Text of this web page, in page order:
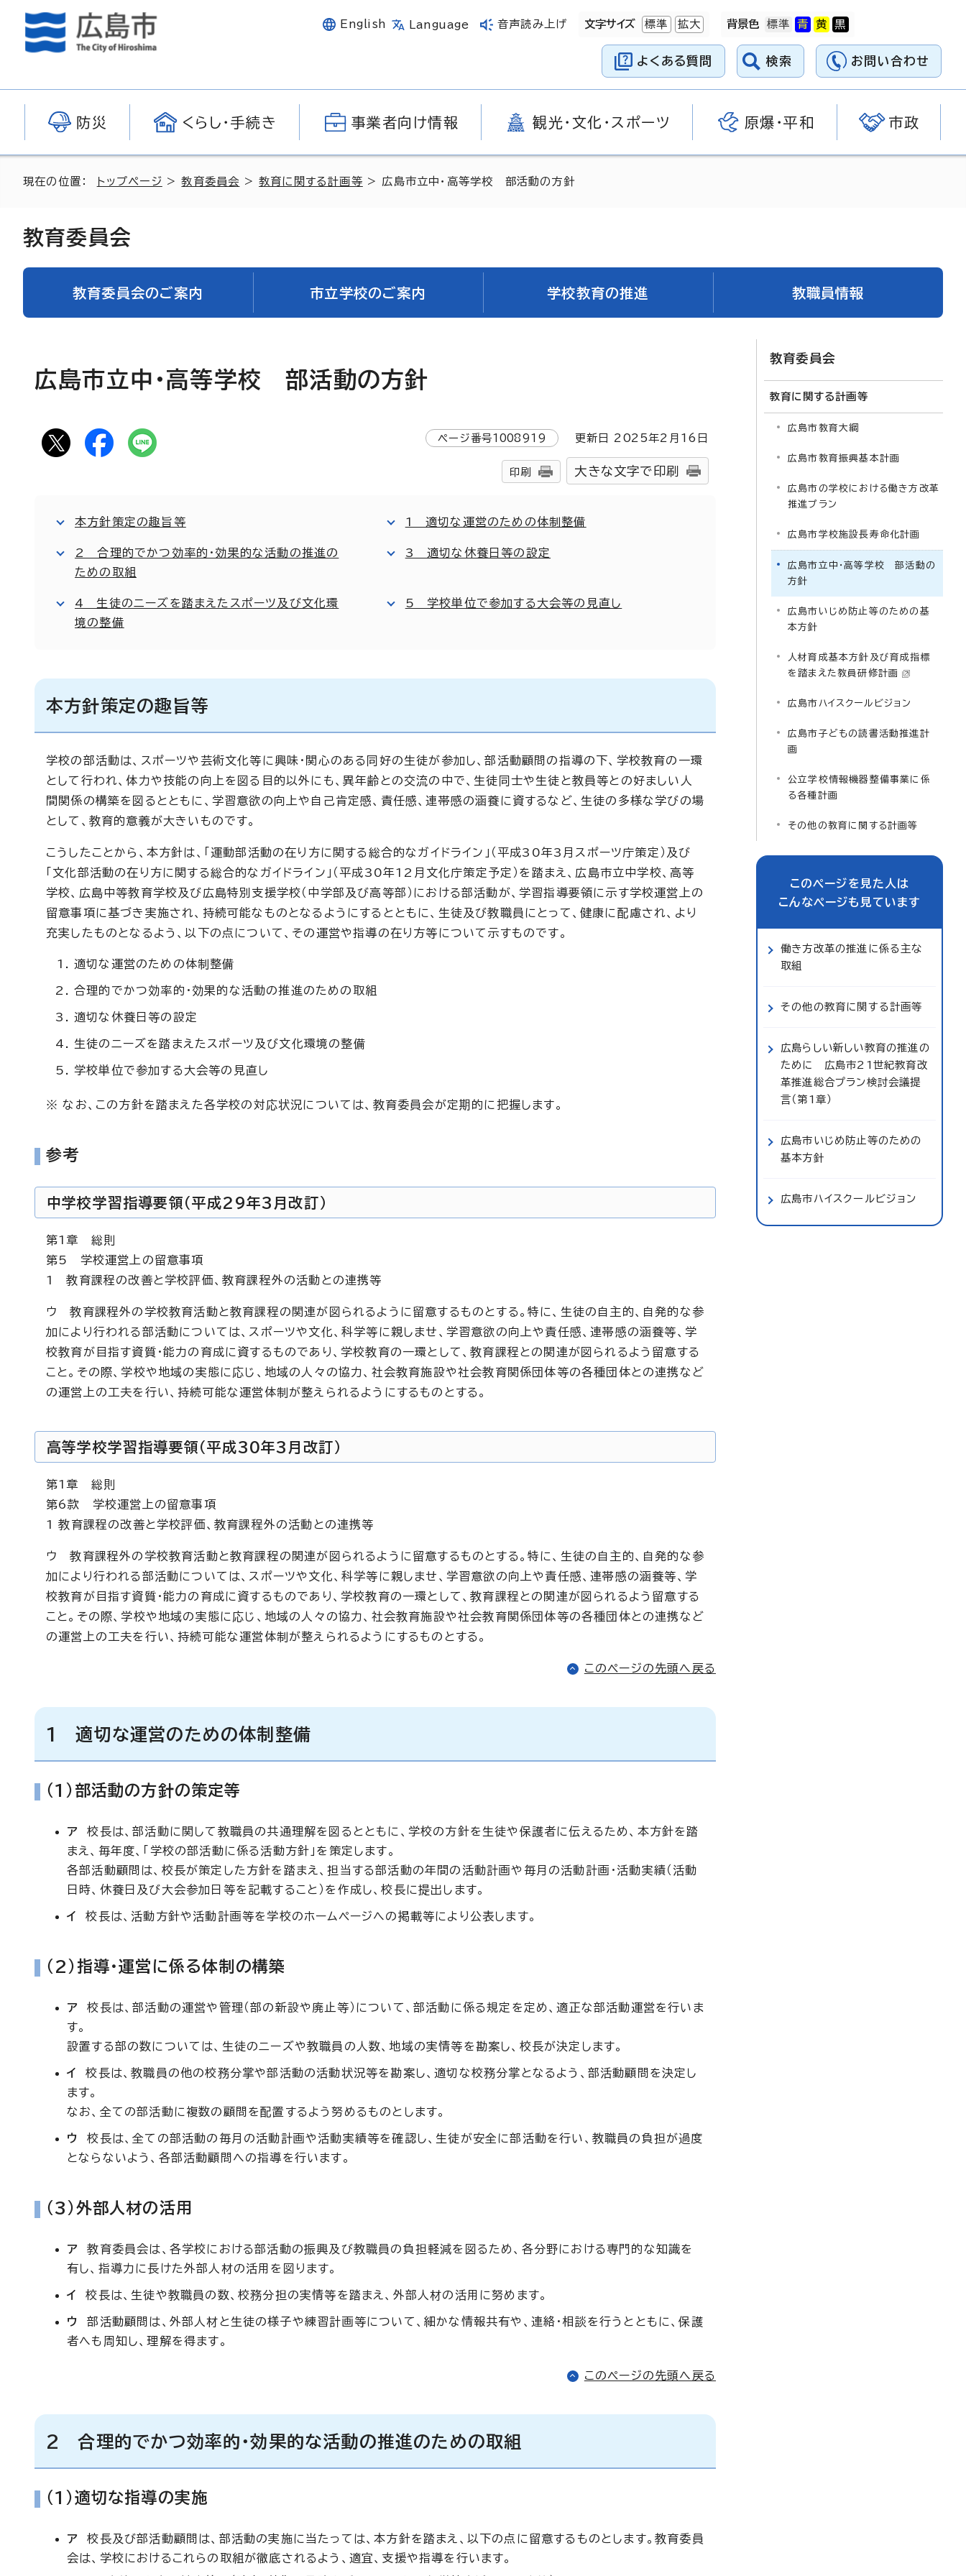
English Language 音声読み上げ 文字サイズ 標準 拡大 背景色
よくある質問 検索 お問い合わせ
防災 くらし・手続き 事業者向け情報 観光・文化・スポーツ 原爆・平和 市政
現在の位置： トップページ >教育委員会 >教育に関する計画等 > 広島市立中・高等学校 部活動の方針
教育委員会
教育委員会のご案内 市立学校のご案内 学校教育の推進 教職員情報
広島市立中・高等学校 部活動の方針
ページ番号1008919 更新日 2025年2月 16 日
印刷 大きな文字で印刷
本方針策定の趣旨等 1 適切な運営のための体制整備
2 合理的でかつ効率的・効果的な活動の推進の
ための取組
3 適切な休養日等の設定
4 生徒のニーズを踏まえたスポーツ及び文化環
境の整備
5 学校単位で参加する大会等の見直し
本方針策定の趣旨等
学校の部活動は、スポーツや芸術文化等に興味・関心のある同好の生徒が参加し、部活動顧問の指導の下、学校教育の一環
として行われ、体力や技能の向上を図る目的以外にも、異年齢との交流の中で、生徒同士や生徒と教員等との好ましい人
間関係の構築を図るとともに、学習意欲の向上や自己肯定感、責任感、連帯感の涵養に資するなど、生徒の多様な学びの場
として、教育的意義が大きいものです。
こうしたことから、本方針は、「運動部活動の在り方に関する総合的なガイドライン」（平成30年3月スポーツ庁策定）及び
「文化部活動の在り方に関する総合的なガイドライン」（平成30年12月文化庁策定予定）を踏まえ、広島市立中学校、高等
学校、広島中等教育学校及び広島特別支援学校（中学部及び高等部）における部活動が、学習指導要領に示す学校運営上の
留意事項に基づき実施され、持続可能なものとなるようにするとともに、生徒及び教職員にとって、健康に配慮され、より
充実したものとなるよう、以下の点について、その運営や指導の在り方等について示すものです。
適切な運営のための体制整備
合理的でかつ効率的・効果的な活動の推進のための取組
適切な休養日等の設定
生徒のニーズを踏まえたスポーツ及び文化環境の整備
学校単位で参加する大会等の見直し
※ なお、この方針を踏まえた各学校の対応状況については、教育委員会が定期的に把握します。
参考
中学校学習指導要領（平成29年3月改訂）
第1章 総則
第5 学校運営上の留意事項
1 教育課程の改善と学校評価、教育課程外の活動との連携等
ウ 教育課程外の学校教育活動と教育課程の関連が図られるように留意するものとする。特に、生徒の自主的、自発的な参
加により行われる部活動については、スポーツや文化、科学等に親しませ、学習意欲の向上や責任感、連帯感の涵養等、学
校教育が目指す資質・能力の育成に資するものであり、学校教育の一環として、教育課程との関連が図られるよう留意する
こと。その際、学校や地域の実態に応じ、地域の人々の協力、社会教育施設や社会教育関係団体等の各種団体との連携など
の運営上の工夫を行い、持続可能な運営体制が整えられるようにするものとする。
高等学校学習指導要領（平成30年3月改訂）
第1章 総則
第6款 学校運営上の留意事項
1 教育課程の改善と学校評価、教育課程外の活動との連携等
ウ 教育課程外の学校教育活動と教育課程の関連が図られるように留意するものとする。特に、生徒の自主的、自発的な参
加により行われる部活動については、スポーツや文化、科学等に親しませ、学習意欲の向上や責任感、連帯感の涵養等、学
校教育が目指す資質・能力の育成に資するものであり、学校教育の一環として、教育課程との関連が図られるよう留意する
こと。その際、学校や地域の実態に応じ、地域の人々の協力、社会教育施設や社会教育関係団体等の各種団体との連携など
の運営上の工夫を行い、持続可能な運営体制が整えられるようにするものとする。
このページの先頭へ戻る
1 適切な運営のための体制整備
（1）部活動の方針の策定等
ア
校長は、部活動に関して教職員の共通理解を図るとともに、学校の方針を生徒や保護者に伝えるため、本方針を踏
まえ、毎年度、「学校の部活動に係る活動方針」を策定します。
各部活動顧問は、校長が策定した方針を踏まえ、担当する部活動の年間の活動計画や毎月の活動計画・活動実績（活動
日時、休養日及び大会参加日等を記載すること）を作成し、校長に提出します。
イ 校長は、活動方針や活動計画等を学校のホームページへの掲載等により公表します。
（2）指導・運営に係る体制の構築
ア
校長は、部活動の運営や管理（部の新設や廃止等）について、部活動に係る規定を定め、適正な部活動運営を行いま
す。
設置する部の数については、生徒のニーズや教職員の人数、地域の実情等を勘案し、校長が決定します。
イ
校長は、教職員の他の校務分掌や部活動の活動状況等を勘案し、適切な校務分掌となるよう、部活動顧問を決定し
ます。
なお、全ての部活動に複数の顧問を配置するよう努めるものとします。
ウ
校長は、全ての部活動の毎月の活動計画や活動実績等を確認し、生徒が安全に部活動を行い、教職員の負担が過度
とならないよう、各部活動顧問への指導を行います。
（3）外部人材の活用
ア
教育委員会は、各学校における部活動の振興及び教職員の負担軽減を図るため、各分野における専門的な知識を
有し、指導力に長けた外部人材の活用を図ります。
イ 校長は、生徒や教職員の数、校務分担の実情等を踏まえ、外部人材の活用に努めます。
ウ
部活動顧問は、外部人材と生徒の様子や練習計画等について、細かな情報共有や、連絡・相談を行うとともに、保護
者へも周知し、理解を得ます。
このページの先頭へ戻る
2 合理的でかつ効率的・効果的な活動の推進のための取組
（1）適切な指導の実施
ア
校長及び部活動顧問は、部活動の実施に当たっては、本方針を踏まえ、以下の点に留意するものとします。教育委員
会は、学校におけるこれらの取組が徹底されるよう、適宜、支援や指導を行います。
教育委員会
教育に関する計画等
広島市教育大綱
広島市教育振興基本計画
広島市の学校における働き方改革
推進プラン
広島市学校施設長寿命化計画
広島市立中・高等学校 部活動の
方針
広島市いじめ防止等のための基
本方針
人材育成基本方針及び育成指標
を踏まえた教員研修計画
広島市ハイスクールビジョン
広島市子どもの読書活動推進計
画
公立学校情報機器整備事業に係
る各種計画
その他の教育に関する計画等
このページを見た人は
こんなページも見ています
働き方改革の推進に係る主な
取組
その他の教育に関する計画等
広島らしい新しい教育の推進の
ために 広島市21世紀教育改
革推進総合プラン検討会議提
言（第1章）
広島市いじめ防止等のための
基本方針
広島市ハイスクールビジョン